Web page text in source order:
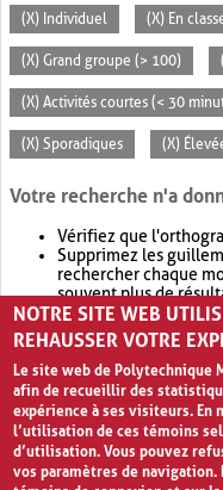
(X) Individuel (X) En
(X) Grand groupe (> 100)
(X) Activités courtes (< 30
(X) Sporadiques (X)
Votre recherche n'a
Vérifiez que
Supprimez les
rechercher chaque
souvent plus de
Envisagez d'élargir
retournera souvent
NOTRE SITE WEB
REHAUSSER VOTRE
Le site web de Polytechnique
afin de recueillir des
expérience à ses visiteurs. En
l’utilisation de ces témoins
d’utilisation. Vous pouvez
vos paramètres de navigation.